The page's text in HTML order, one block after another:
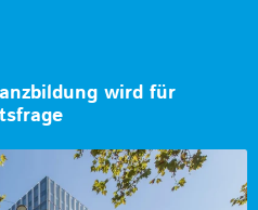
wird für